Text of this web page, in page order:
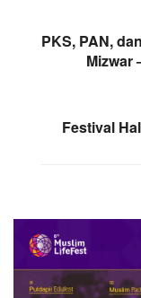
PKS, PAN,
Mizwar
Festival